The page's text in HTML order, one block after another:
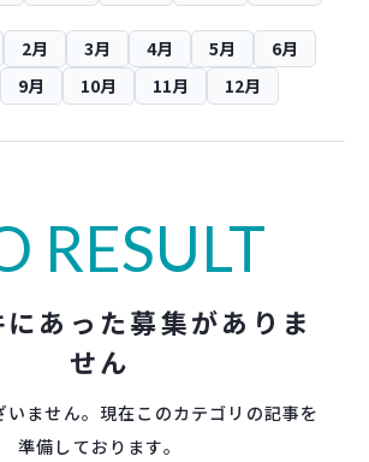
2月 3月 4月 5月
6月
9月 10月 11月 12月
RESULT
あった募集がありま
せん
いません。現在このカテゴリの記事を
準備しております。